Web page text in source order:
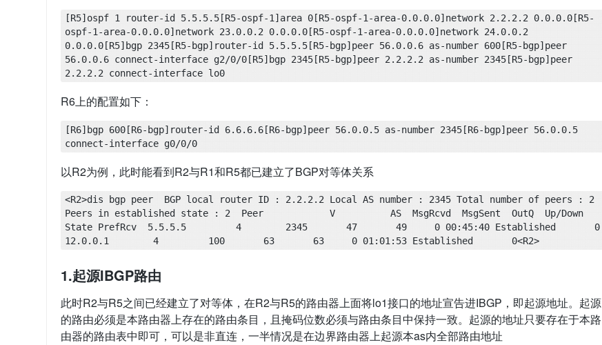
[R5]ospf 1 router-id 5.5.5.5[R5-ospf-1]area 0[R5-ospf-1-area-0.0.0.0]network 2.2.2.2 0.0.0.0[R5-
ospf-1-area-0.0.0.0]network 23.0.0.2 0.0.0.0[R5-ospf-1-area-0.0.0.0]network 24.0.0.2
0.0.0.0[R5]bgp 2345[R5-bgp]router-id 5.5.5.5[R5-bgp]peer 56.0.0.6 as-number 600[R5-bgp]peer
56.0.0.6 connect-interface g2/0/0[R5]bgp 2345[R5-bgp]peer 2.2.2.2 as-number 2345[R5-bgp]peer
2.2.2.2 connect-interface lo0
R6上的配置如下：
[R6]bgp 600[R6-bgp]router-id 6.6.6.6[R6-bgp]peer 56.0.0.5 as-number 2345[R6-bgp]peer 56.0.0.5
connect-interface g0/0/0
以R2为例，此时能看到R2与R1和R5都已建立了BGP对等体关系
<R2>dis bgp peer  BGP local router ID : 2.2.2.2 Local AS number : 2345 Total number of peers : 2
Peers in established state : 2  Peer            V          AS  MsgRcvd  MsgSent  OutQ  Up/Down
State PrefRcv  5.5.5.5         4        2345       47       49     0 00:45:40 Established       0
12.0.0.1        4         100       63       63     0 01:01:53 Established       0<R2>
1.起源IBGP路由
此时R2与R5之间已经建立了对等体，在R2与R5的路由器上面将lo1接口的地址宣告进IBGP，即起源地址。起源
的路由必须是本路由器上存在的路由条目，且掩码位数必须与路由条目中保持一致。起源的地址只要存在于本路
由器的路由表中即可，可以是非直连，一半情况是在边界路由器上起源本as内全部路由地址